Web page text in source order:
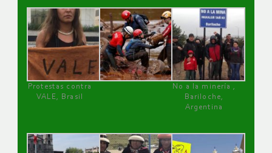
Protestas contra
VALE, Brasil
No a la minería ,
Bariloche,
Argentina